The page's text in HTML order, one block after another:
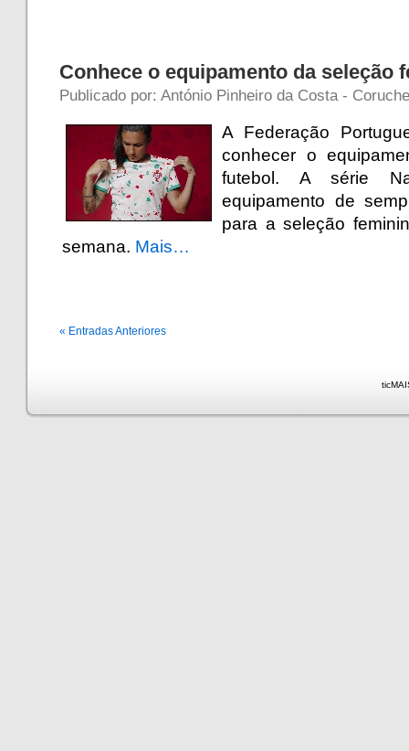
Conhece o equipamento da seleção
Publicado por: António Pinheiro da Costa -
A Federação
conhecer o
futebol. A série
equipamento de
para a seleção
semana. Mais…
« Entradas Anteriores